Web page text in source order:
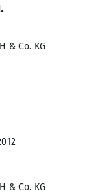
& Co. KG
& Co. KG